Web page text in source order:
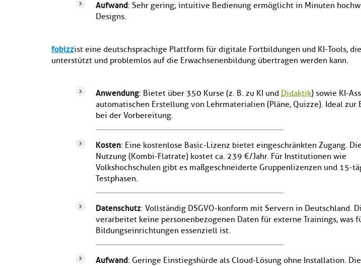
Aufwand: Sehr gering; intuitive Bedienung ermöglicht in Minuten
Designs.
fobizzist eine deutschsprachige Plattform für digitale Fortbildungen und KI-Tools,
unterstützt und problemlos auf die Erwachsenenbildung übertragen werden kann.
Anwendung: Bietet über 350 Kurse (z. B. zu KI und Didaktik) sowie KI-
automatischen Erstellung von Lehrmaterialien (Pläne, Quizze). Ideal zur
bei der Vorbereitung.
Kosten: Eine kostenlose Basic-Lizenz bietet eingeschränkten Zugang.
Nutzung (Kombi-Flatrate) kostet ca. 239 €/Jahr. Für Institutionen wie
Volkshochschulen gibt es maßgeschneiderte Gruppenlizenzen und 15-
Testphasen.
Datenschutz: Vollständig DSGVO-konform mit Servern in Deutschland.
verarbeitet keine personenbezogenen Daten für externe Trainings, was
Bildungseinrichtungen essenziell ist.
Aufwand: Geringe Einstiegshürde als Cloud-Lösung ohne Installation.